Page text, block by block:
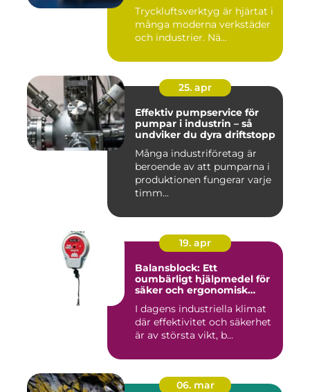
Tryckluftsverktyg är hjärtat i
många moderna verkstäder
och industrier. Nä...
25. apr
Effektiv pumpservice för
pumpar i industrin – så
undviker du dyra driftstopp
Många industriföretag är
beroende av att pumparna i
produktionen fungerar varje
timm...
19. apr
Balansblock: Ett
oumbärligt hjälpmedel för
säker och ergonomisk
I dagens industriella klimat
där effektivitet och säkerhet
är av största vikt, b...
06. mar